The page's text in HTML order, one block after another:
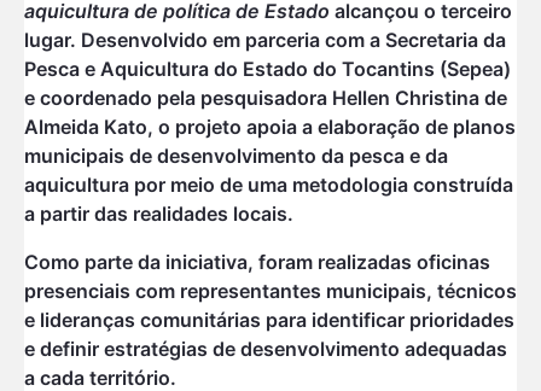
aquicultura de política de Estado alcançou o terceiro
lugar. Desenvolvido em parceria com a Secretaria da
Pesca e Aquicultura do Estado do Tocantins (Sepea)
e coordenado pela pesquisadora Hellen Christina de
Almeida Kato, o projeto apoia a elaboração de planos
municipais de desenvolvimento da pesca e da
aquicultura por meio de uma metodologia construída
a partir das realidades locais.
Como parte da iniciativa, foram realizadas oficinas
presenciais com representantes municipais, técnicos
e lideranças comunitárias para identificar prioridades
e definir estratégias de desenvolvimento adequadas
a cada território.